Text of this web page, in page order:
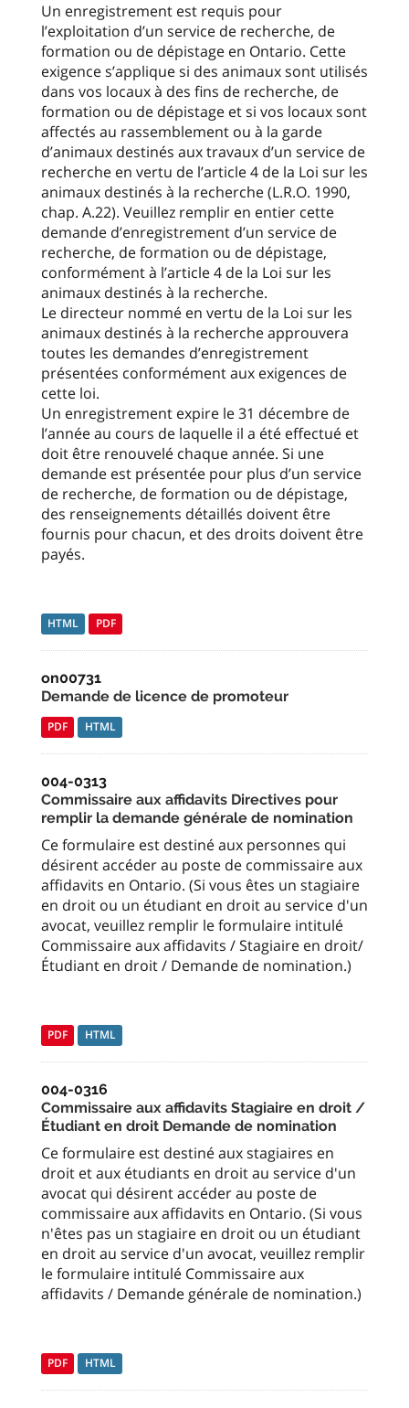
Un enregistrement est requis pour
l’exploitation d’un service de recherche, de
formation ou de dépistage en Ontario. Cette
exigence s’applique si des animaux sont utilisés
dans vos locaux à des fins de recherche, de
formation ou de dépistage et si vos locaux sont
affectés au rassemblement ou à la garde
d’animaux destinés aux travaux d’un service de
recherche en vertu de l’article 4 de la Loi sur les
animaux destinés à la recherche (L.R.O. 1990,
chap. A.22). Veuillez remplir en entier cette
demande d’enregistrement d’un service de
recherche, de formation ou de dépistage,
conformément à l’article 4 de la Loi sur les
animaux destinés à la recherche.
Le directeur nommé en vertu de la Loi sur les
animaux destinés à la recherche approuvera
toutes les demandes d’enregistrement
présentées conformément aux exigences de
cette loi.
Un enregistrement expire le 31 décembre de
l’année au cours de laquelle il a été effectué et
doit être renouvelé chaque année. Si une
demande est présentée pour plus d’un service
de recherche, de formation ou de dépistage,
des renseignements détaillés doivent être
fournis pour chacun, et des droits doivent être
payés.
HTML PDF
on00731
Demande de licence de promoteur
PDF HTML
004-0313
Commissaire aux affidavits Directives pour
remplir la demande générale de nomination
Ce formulaire est destiné aux personnes qui
désirent accéder au poste de commissaire aux
affidavits en Ontario. (Si vous êtes un stagiaire
en droit ou un étudiant en droit au service d'un
avocat, veuillez remplir le formulaire intitulé
Commissaire aux affidavits / Stagiaire en droit/
Étudiant en droit / Demande de nomination.)
PDF HTML
004-0316
Commissaire aux affidavits Stagiaire en droit /
Étudiant en droit Demande de nomination
Ce formulaire est destiné aux stagiaires en
droit et aux étudiants en droit au service d'un
avocat qui désirent accéder au poste de
commissaire aux affidavits en Ontario. (Si vous
n'êtes pas un stagiaire en droit ou un étudiant
en droit au service d'un avocat, veuillez remplir
le formulaire intitulé Commissaire aux
affidavits / Demande générale de nomination.)
PDF HTML